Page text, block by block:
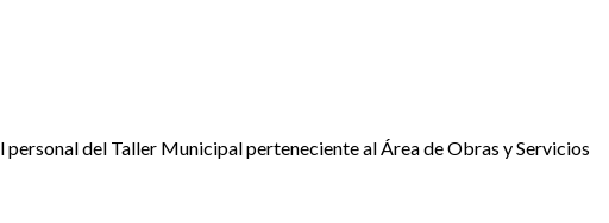
del Taller Municipal perteneciente al Área de Obras y Servicios